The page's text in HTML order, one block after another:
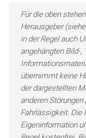
Für die oben
Herausgeber
in der Regel auch
angehängten Bild-,
übernimmt keine
der dargestellten
anderen
Fahrlässigkeit. Die
Eigeninformation